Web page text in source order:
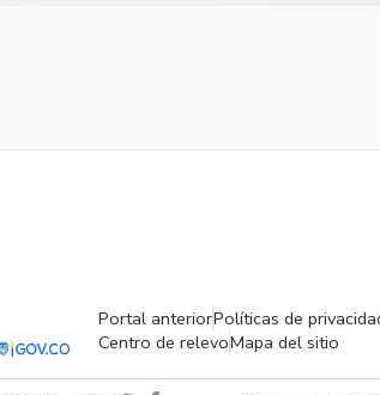
Portal anteriorPolíticas de
Centro de relevoMapa del sitio